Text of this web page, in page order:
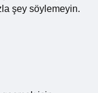
şey söylemeyin.